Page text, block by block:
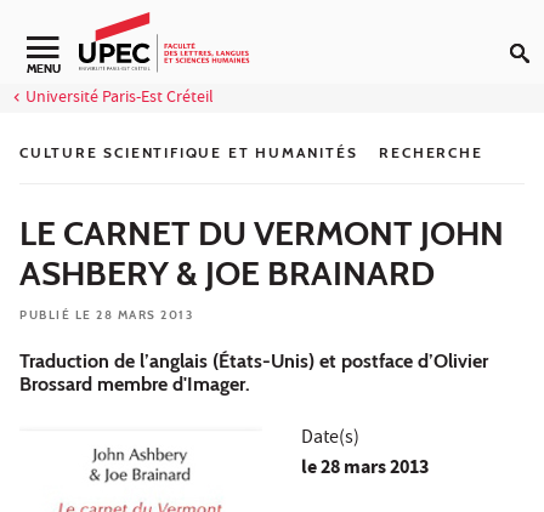
Aller au contenu
Navigation secondaire
MENU
Université Paris-Est Créteil
CULTURE SCIENTIFIQUE ET HUMANITÉS RECHERCHE
LE CARNET DU VERMONT JOHN
ASHBERY & JOE BRAINARD
PUBLIÉ LE 28 MARS 2013
Traduction de l’anglais (États-Unis) et postface d’Olivier
Brossard membre d'Imager.
Date(s)
le28 mars 2013